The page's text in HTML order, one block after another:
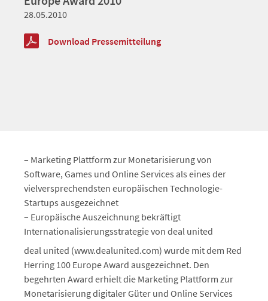
28.05.2010
Download Pressemitteilung
– Marketing Plattform zur Monetarisierung von
Software, Games und Online Services als eines der
vielversprechendsten europäischen Technologie-
Startups ausgezeichnet
– Europäische Auszeichnung bekräftigt
Internationalisierungsstrategie von deal united
deal united (www.dealunited.com) wurde mit dem Red
Herring 100 Europe Award ausgezeichnet. Den
begehrten Award erhielt die Marketing Plattform zur
Monetarisierung digitaler Güter und Online Services